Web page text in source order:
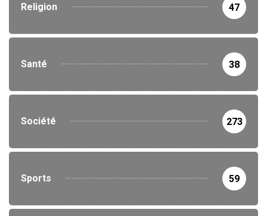
Religion 47
Santé 38
Société 273
Sports 59